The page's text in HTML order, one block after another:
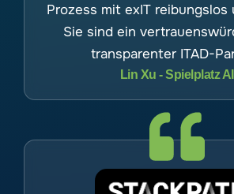
Prozess mit exIT reibungslos
Sie sind ein
transparenter ITAD-
Lin Xu - Spielplatz AI